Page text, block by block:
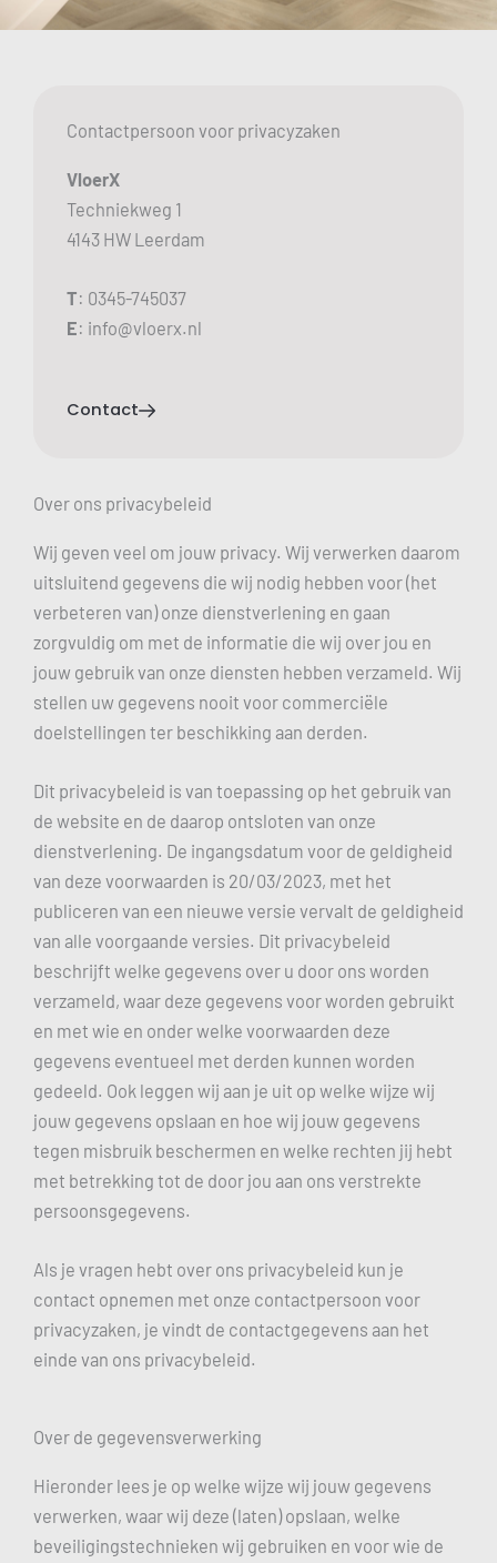
Over ons privacybeleid
Wij geven veel om jouw privacy. Wij verwerken daarom
uitsluitend gegevens die wij nodig hebben voor (het
verbeteren van) onze dienstverlening en gaan
zorgvuldig om met de informatie die wij over jou en
jouw gebruik van onze diensten hebben verzameld. Wij
stellen uw gegevens nooit voor commerciële
doelstellingen ter beschikking aan derden.
Dit privacybeleid is van toepassing op het gebruik van
de website en de daarop ontsloten van onze
dienstverlening. De ingangsdatum voor de geldigheid
van deze voorwaarden is 20/03/2023, met het
publiceren van een nieuwe versie vervalt de geldigheid
van alle voorgaande versies. Dit privacybeleid
beschrijft welke gegevens over u door ons worden
verzameld, waar deze gegevens voor worden gebruikt
en met wie en onder welke voorwaarden deze
gegevens eventueel met derden kunnen worden
gedeeld. Ook leggen wij aan je uit op welke wijze wij
jouw gegevens opslaan en hoe wij jouw gegevens
tegen misbruik beschermen en welke rechten jij hebt
met betrekking tot de door jou aan ons verstrekte
persoonsgegevens.
Als je vragen hebt over ons privacybeleid kun je
contact opnemen met onze contactpersoon voor
privacyzaken, je vindt de contactgegevens aan het
einde van ons privacybeleid.
Over de gegevensverwerking
Hieronder lees je op welke wijze wij jouw gegevens
verwerken, waar wij deze (laten) opslaan, welke
beveiligingstechnieken wij gebruiken en voor wie de
Contactpersoon voor privacyzaken
VloerX
Techniekweg 1
4143 HW Leerdam
T: 0345-745037
E: info@vloerx.nl
Contact